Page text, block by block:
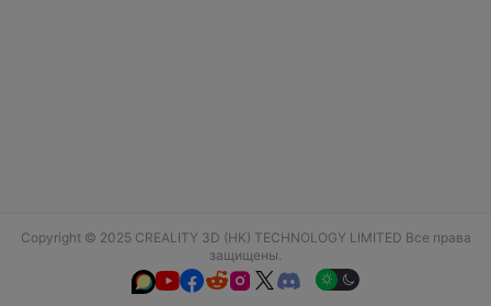
Copyright © 2025 CREALITY 3D (HK) TECHNOLOGY LIMITED Все права
защищены.
  